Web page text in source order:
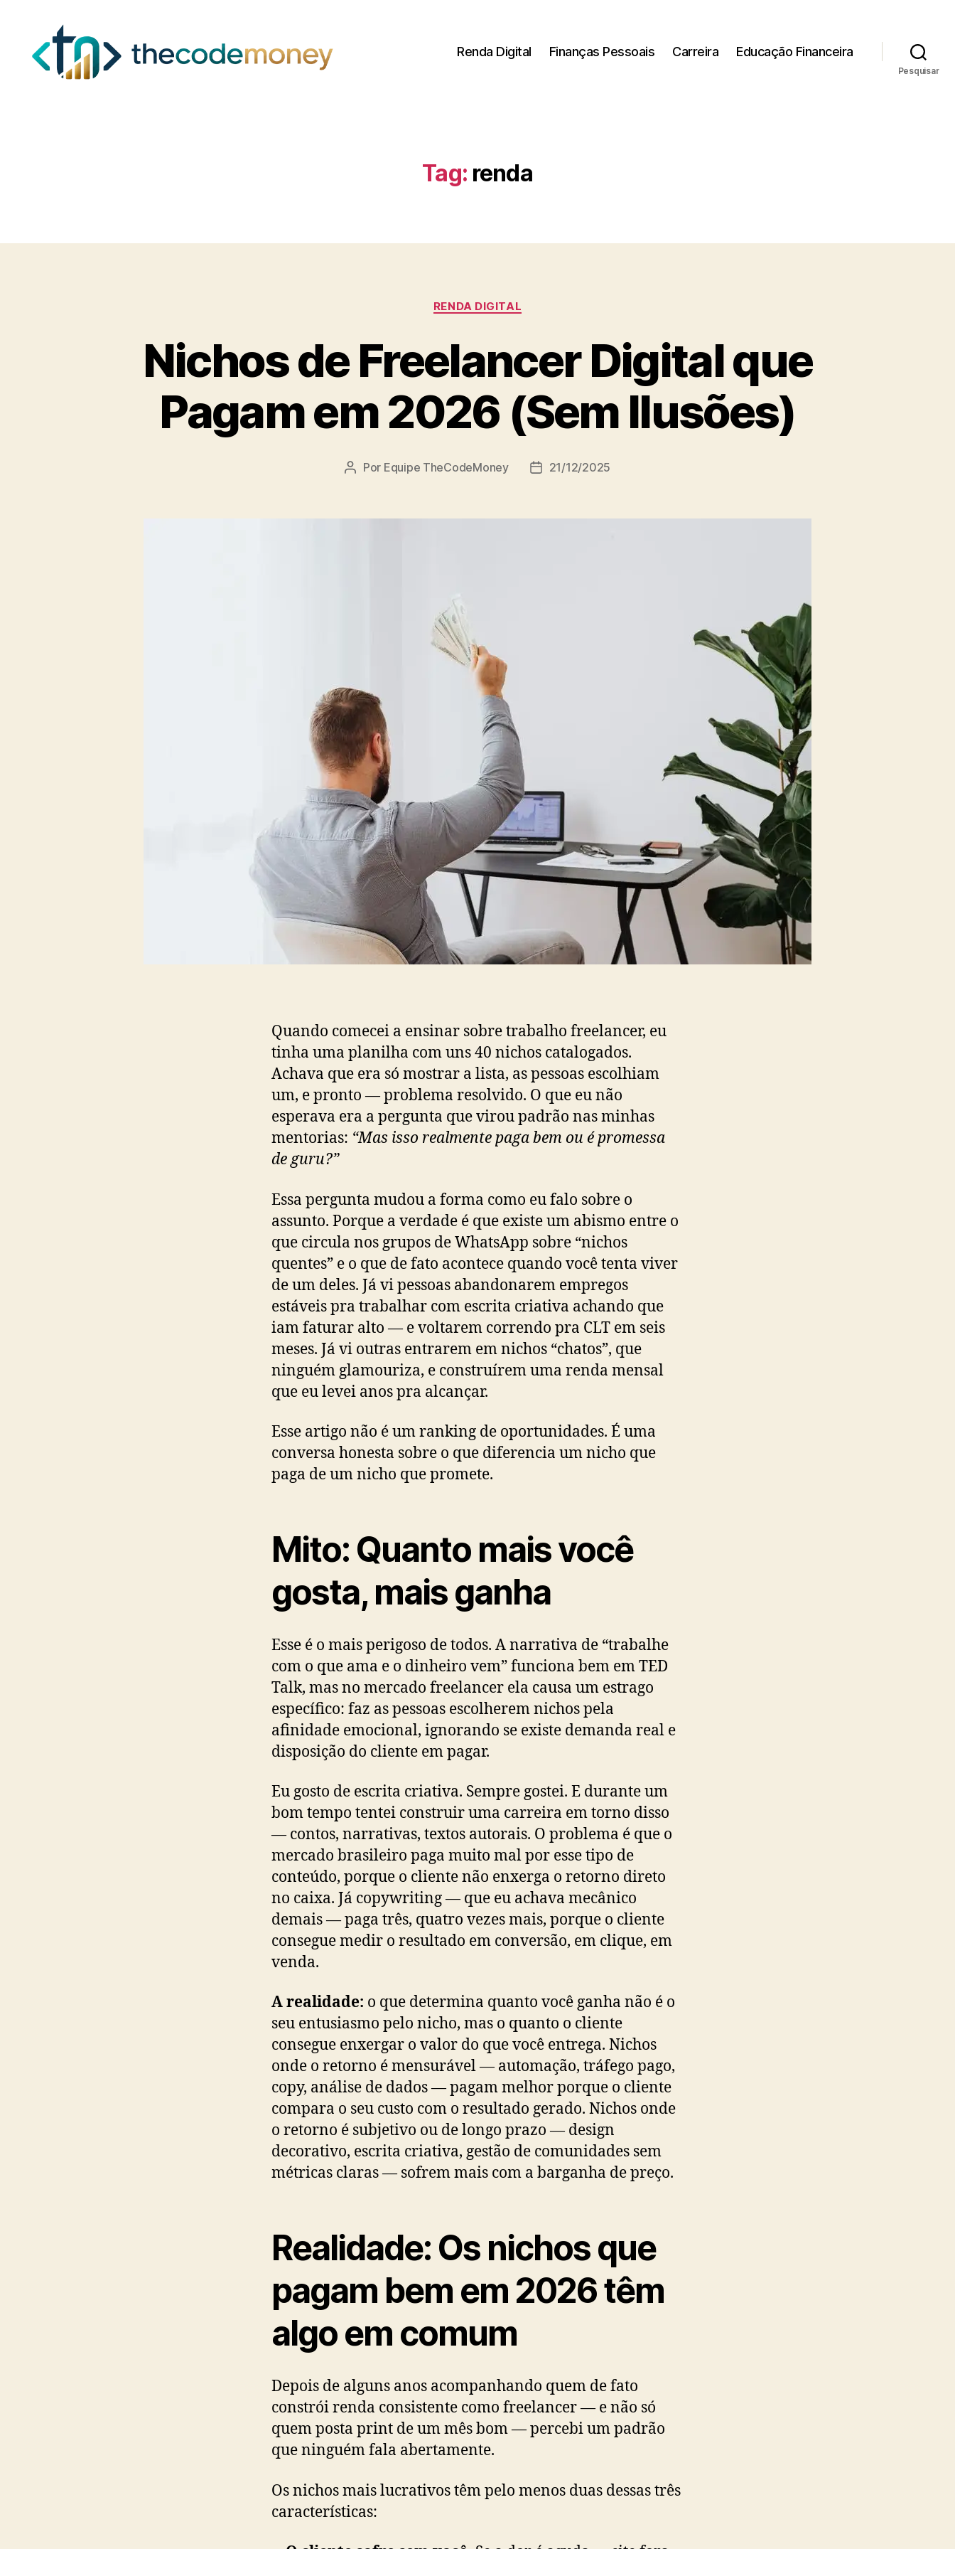
Renda Digital Finanças Pessoais Carreira Educação Financeira
Pesquisar
Tag: renda
Categorias
RENDA DIGITAL
Nichos de Freelancer Digital que
Pagam em 2026 (Sem Ilusões)
Autor
Por Equipe TheCodeMoney
Data21/12/2025
Quando comecei a ensinar sobre trabalho freelancer, eu
tinha uma planilha com uns 40 nichos catalogados.
Achava que era só mostrar a lista, as pessoas escolhiam
um, e pronto — problema resolvido. O que eu não
esperava era a pergunta que virou padrão nas minhas
mentorias: “Mas isso realmente paga bem ou é promessa
de guru?”
Essa pergunta mudou a forma como eu falo sobre o
assunto. Porque a verdade é que existe um abismo entre o
que circula nos grupos de WhatsApp sobre “nichos
quentes” e o que de fato acontece quando você tenta viver
de um deles. Já vi pessoas abandonarem empregos
estáveis pra trabalhar com escrita criativa achando que
iam faturar alto — e voltarem correndo pra CLT em seis
meses. Já vi outras entrarem em nichos “chatos”, que
ninguém glamouriza, e construírem uma renda mensal
que eu levei anos pra alcançar.
Esse artigo não é um ranking de oportunidades. É uma
conversa honesta sobre o que diferencia um nicho que
paga de um nicho que promete.
Mito: Quanto mais você
gosta, mais ganha
Esse é o mais perigoso de todos. A narrativa de “trabalhe
com o que ama e o dinheiro vem” funciona bem em TED
Talk, mas no mercado freelancer ela causa um estrago
específico: faz as pessoas escolherem nichos pela
afinidade emocional, ignorando se existe demanda real e
disposição do cliente em pagar.
Eu gosto de escrita criativa. Sempre gostei. E durante um
bom tempo tentei construir uma carreira em torno disso
— contos, narrativas, textos autorais. O problema é que o
mercado brasileiro paga muito mal por esse tipo de
conteúdo, porque o cliente não enxerga o retorno direto
no caixa. Já copywriting — que eu achava mecânico
demais — paga três, quatro vezes mais, porque o cliente
consegue medir o resultado em conversão, em clique, em
venda.
A realidade: o que determina quanto você ganha não é o
seu entusiasmo pelo nicho, mas o quanto o cliente
consegue enxergar o valor do que você entrega. Nichos
onde o retorno é mensurável — automação, tráfego pago,
copy, análise de dados — pagam melhor porque o cliente
compara o seu custo com o resultado gerado. Nichos onde
o retorno é subjetivo ou de longo prazo — design
decorativo, escrita criativa, gestão de comunidades sem
métricas claras — sofrem mais com a barganha de preço.
Realidade: Os nichos que
pagam bem em 2026 têm
algo em comum
Depois de alguns anos acompanhando quem de fato
constrói renda consistente como freelancer — e não só
quem posta print de um mês bom — percebi um padrão
que ninguém fala abertamente.
Os nichos mais lucrativos têm pelo menos duas dessas três
características: